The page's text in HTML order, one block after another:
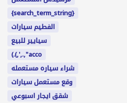
{search_term_string}
الفطيم سيارات
سيايير للبيع
acco",.,',).)
شراء سياره مستعمله
وقع مستعمل سيارات
شقق ايجار اسبوعي